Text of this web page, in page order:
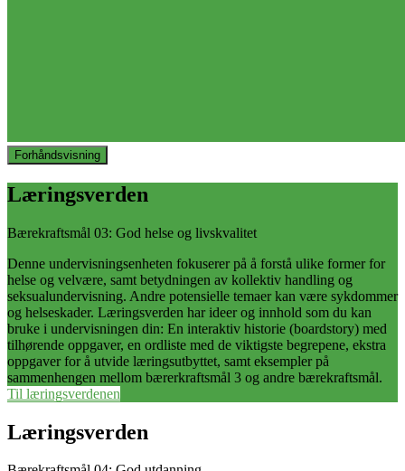
Forhåndsvisning
Læringsverden
Bærekraftsmål 03: God helse og livskvalitet
Denne undervisningsenheten fokuserer på å forstå ulike former for
helse og velvære, samt betydningen av kollektiv handling og
seksualundervisning. Andre potensielle temaer kan være sykdommer
og helseskader. Læringsverden har ideer og innhold som du kan
bruke i undervisningen din: En interaktiv historie (boardstory) med
tilhørende oppgaver, en ordliste med de viktigste begrepene, ekstra
oppgaver for å utvide læringsutbyttet, samt eksempler på
sammenhengen mellom bærerkraftsmål 3 og andre bærekraftsmål.
Til læringsverdenen
Læringsverden